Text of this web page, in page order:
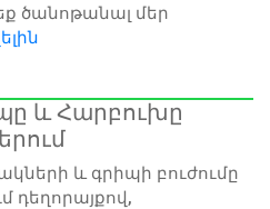
ծանոթանալ մեր
և Հարբուխը
և գրիպի բուժումը
դեղորայքով,